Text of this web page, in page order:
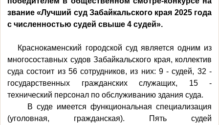
звание «Лучший суд Забайкальского края 2025 года
с численностью судей свыше 4 судей».
Краснокаменский городской суд является одним из
многосоставных судов Забайкальского края, коллектив
суда состоит из 56 сотрудников, из них: 9 - судей, 32 -
государственных гражданских служащих, 15 -
технический персонал по обслуживанию здания суда.
В суде имеется функциональная специализация
(уголовная, гражданская). Пять судей